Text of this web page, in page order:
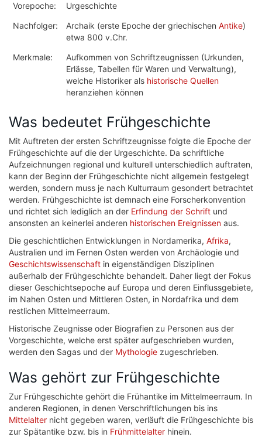
Vorepoche:
Urgeschichte
Nachfolger:
Archaik (erste Epoche der griechischen Antike)
etwa 800 v.Chr.
Merkmale:
Aufkommen von Schriftzeugnissen (Urkunden,
Erlässe, Tabellen für Waren und Verwaltung),
welche Historiker als historische Quellen
heranziehen können
Was bedeutet Frühgeschichte
Mit Auftreten der ersten Schriftzeugnisse folgte die Epoche der
Frühgeschichte auf die der Urgeschichte. Da schriftliche
Aufzeichnungen regional und kulturell unterschiedlich auftraten,
kann der Beginn der Frühgeschichte nicht allgemein festgelegt
werden, sondern muss je nach Kulturraum gesondert betrachtet
werden. Frühgeschichte ist demnach eine Forscherkonvention
und richtet sich lediglich an der Erfindung der Schrift und
ansonsten an keinerlei anderen historischen Ereignissen aus.
Die geschichtlichen Entwicklungen in Nordamerika, Afrika,
Australien und im Fernen Osten werden von Archäologie und
Geschichtswissenschaft in eigenständigen Disziplinen
außerhalb der Frühgeschichte behandelt. Daher liegt der Fokus
dieser Geschichtsepoche auf Europa und deren Einflussgebiete,
im Nahen Osten und Mittleren Osten, in Nordafrika und dem
restlichen Mittelmeerraum.
Historische Zeugnisse oder Biografien zu Personen aus der
Vorgeschichte, welche erst später aufgeschrieben wurden,
werden den Sagas und der Mythologie zugeschrieben.
Was gehört zur Frühgeschichte
Zur Frühgeschichte gehört die Frühantike im Mittelmeerraum. In
anderen Regionen, in denen Verschriftlichungen bis ins
Mittelalter nicht gegeben waren, verläuft die Frühgeschichte bis
zur Spätantike bzw. bis in Frühmittelalter hinein.